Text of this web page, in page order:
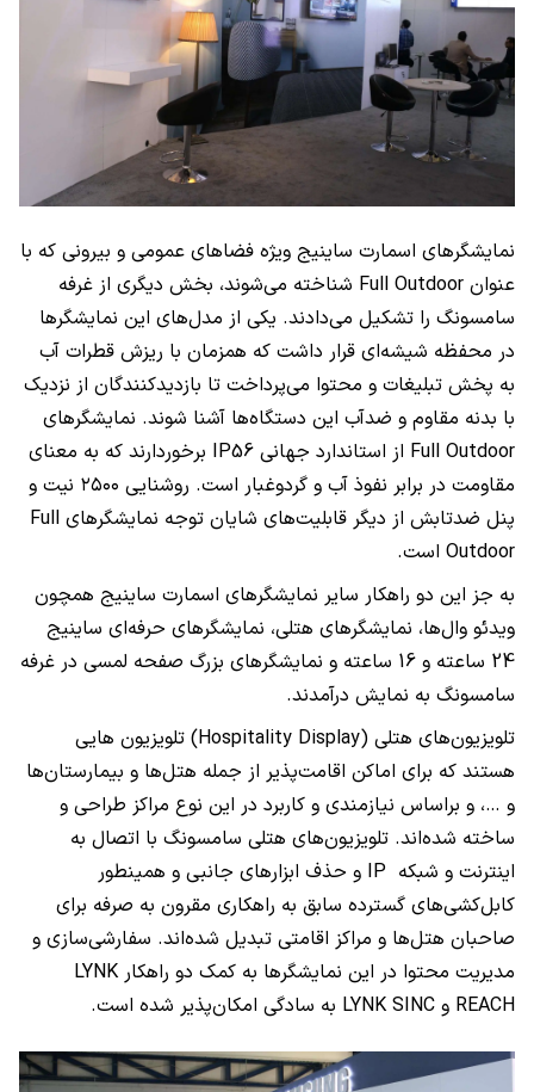
نمایشگرهای اسمارت ساینیج ویژه فضاهای عمومی و بیرونی که با
عنوان Full Outdoor شناخته می‌شوند، بخش دیگری از غرفه
سامسونگ را تشکیل می‌دادند. یکی از مدل‌های این نمایشگرها
در محفظه‌ شیشه‌ای قرار داشت که همزمان با ریزش قطرات آب
به پخش تبلیغات و محتوا می‌‌پرداخت تا بازدیدکنندگان از نزدیک
با بدنه مقاوم و ضدآب این دستگاه‌ها آشنا شوند. نمایشگرهای
Full Outdoor از استاندارد جهانی IP56 برخوردارند که به معنای
مقاومت در برابر نفوذ آب و گردوغبار است. روشنایی ۲۵۰۰ نیت و
پنل ضدتابش از دیگر قابلیت‌های شایان توجه نمایشگرهای Full
Outdoor است.
به جز این دو راهکار‌ سایر نمایشگرهای اسمارت ساینیج همچون
ویدئو وال‌ها، نمایشگرهای هتلی‌، نمایشگرهای حرفه‌ای ساینیج
24 ساعته و 16 ساعته و نمایشگرهای بزرگ صفحه لمسی در غرفه
سامسونگ به نمایش درآمدند.
تلویزیون‌های هتلی ((Hospitality Display تلویزیون هایی
هستند که برای اماکن اقامت‌پذیر از جمله هتل‌ها و بیمارستان‌ها
و …، و براساس نیازمندی و کاربرد در این نوع مراکز طراحی و
ساخته شده‌اند. تلویزیون‌های هتلی سامسونگ با اتصال به
اینترنت و شبکه IP و حذف ابزارهای جانبی و همینطور
کابل‌کشی‌های گسترده سابق به راهکاری مقرون به صرفه برای
صاحبان هتل‌ها و مراکز اقامتی تبدیل شده‌اند. سفارشی‌سازی و
مدیریت محتوا در این نمایشگرها به کمک دو راهکار LYNK
REACH و LYNK SINC به سادگی امکان‌پذیر شده است.